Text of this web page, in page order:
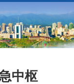
中枢